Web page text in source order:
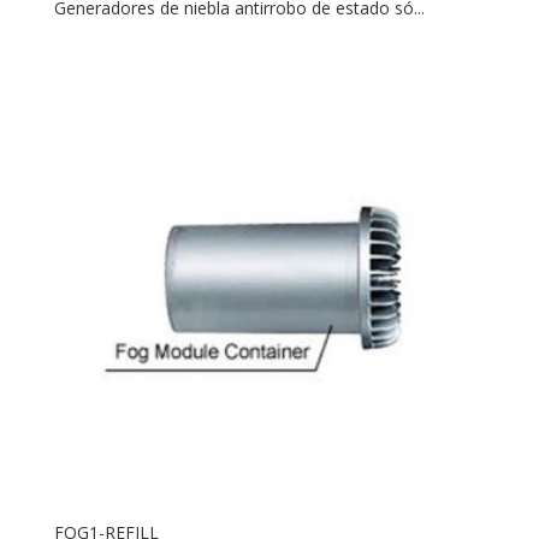
Generadores de niebla antirrobo de estado só...
FOG1-REFILL